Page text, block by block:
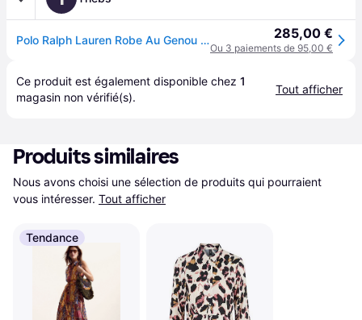
Polo Ralph Lauren Robe Au Genou - Bleu 285,00 €
Ou 3 paiements de 95,00 €
Ce produit est également disponible chez 1
magasin non vérifié(s).
Tout afficher
Produits similaires
Nous avons choisi une sélection de produits qui pourraient
vous intéresser. Tout afficher
Tendance